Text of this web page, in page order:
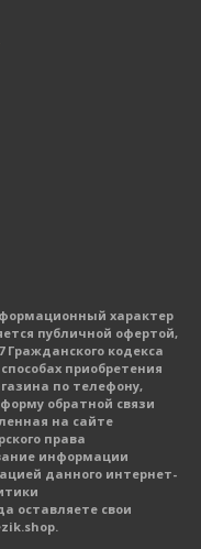
характер
публичной офертой,
кодекса
приобретения
по телефону,
обратной связи
на сайте
права
информации
данного интернет-
оставляете свои